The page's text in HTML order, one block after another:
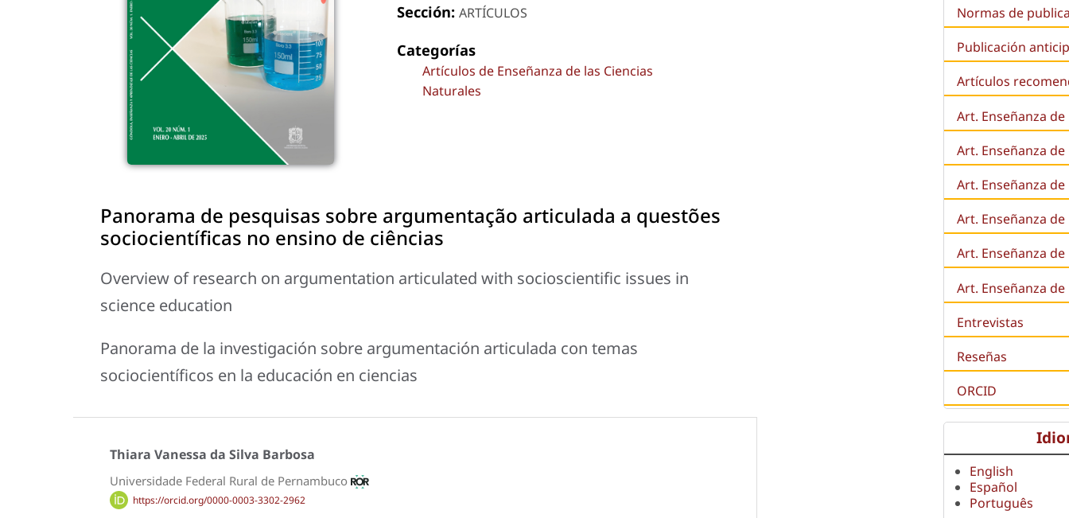
Sección: ARTÍCULOS
Categorías
Artículos de Enseñanza de las Ciencias
Naturales
Panorama de pesquisas sobre argumentação articulada a questões
sociocientíficas no ensino de ciências
Overview of research on argumentation articulated with socioscientific issues in
science education
Panorama de la investigación sobre argumentación articulada con temas
sociocientíficos en la educación en ciencias
Thiara Vanessa da Silva Barbosa
Universidade Federal Rural de Pernambuco
https://orcid.org/0000-0003-3302-2962
Normas de
Publicación
Artículos
Art. Enseñanza
Art. Enseñanza
Art. Enseñanza de
Art. Enseñanza de
Art. Enseñanza
Art. Enseñanza
Entrevistas
Reseñas
ORCID
English
Español
Português